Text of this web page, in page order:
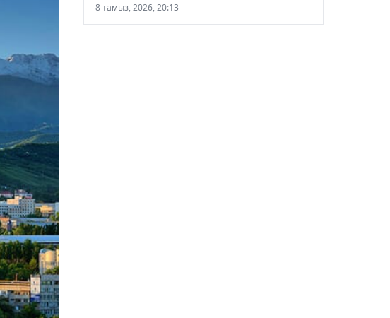
8 тамыз, 2026, 20:13